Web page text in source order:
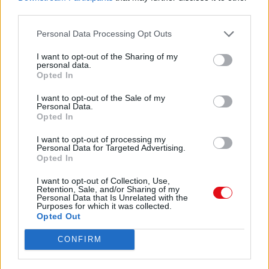
Personal Data Processing Opt Outs
I want to opt-out of the Sharing of my
personal data.
Opted In
I want to opt-out of the Sale of my
Personal Data.
Opted In
I want to opt-out of processing my
Personal Data for Targeted Advertising.
Opted In
I want to opt-out of Collection, Use,
Retention, Sale, and/or Sharing of my
Personal Data that Is Unrelated with the
Purposes for which it was collected.
Opted Out
CONFIRM
MESAS
DUCHA DE AIRE
MODULAR
CARRO DE SERVICIOS
LAVAMANOS
FREGADEROS VERTEDEROS
Comparte el documento
Enlace a esta página
Enlace permanente